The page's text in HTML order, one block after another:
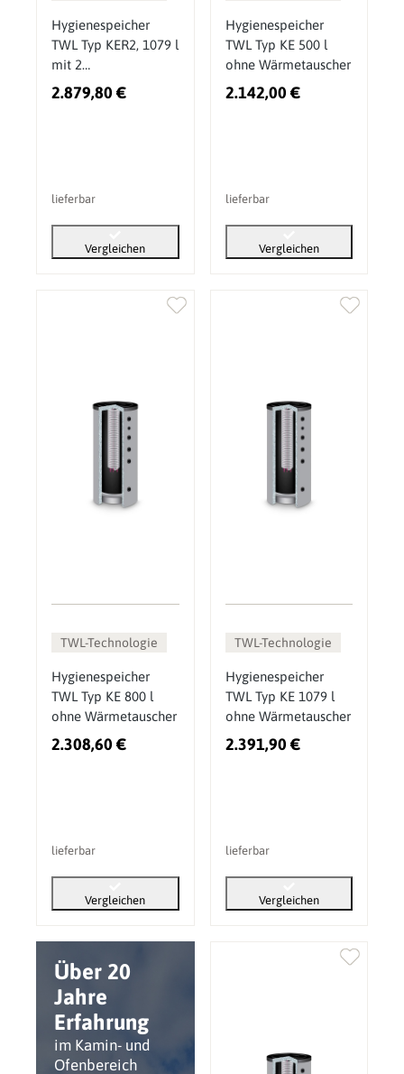
Über 20
Jahre
Erfahrung
im Kamin- und
Ofenbereich
Hygienespeicher
TWL Typ KER2, 1079 l
mit 2
Wärmetauschern
2.879,80 €
lieferbar
Vergleichen
Hygienespeicher
TWL Typ KE 500 l
ohne Wärmetauscher
2.142,00 €
lieferbar
Vergleichen
TWL-Technologie
Hygienespeicher
TWL Typ KE 800 l
ohne Wärmetauscher
2.308,60 €
lieferbar
Vergleichen
TWL-Technologie
Hygienespeicher
TWL Typ KE 1079 l
ohne Wärmetauscher
2.391,90 €
lieferbar
Vergleichen